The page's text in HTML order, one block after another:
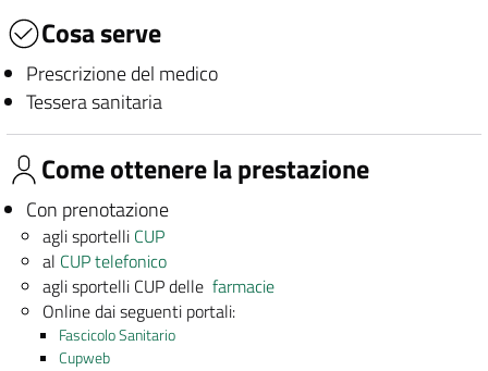
Cosa serve
Prescrizione del medico
Tessera sanitaria
Come ottenere la prestazione
Con prenotazione
agli sportelli CUP
al CUP telefonico
agli sportelli CUP dellefarmacie
Online dai seguenti portali:
Fascicolo Sanitario
Cupweb